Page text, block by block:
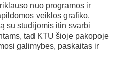
nuo programos ir
veiklos grafiko.
su studijomis itin svarbi
tad KTU šioje pakopoje
galimybes, paskaitas ir